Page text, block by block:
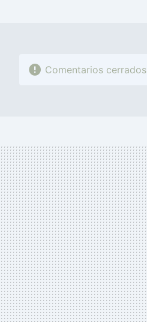
Comentarios cerrados